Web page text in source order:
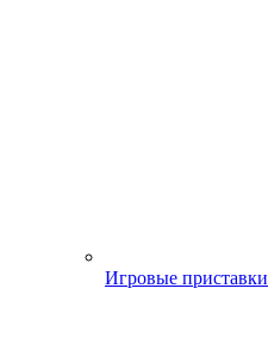
Игровые приставки